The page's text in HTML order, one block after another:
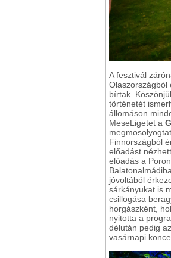
A fesztivál
Olaszországból
bírtak.
történetét
állomáson
MeseLigetet a
Finnországból
előadást
előadás a
jóvoltából
sárkányukat is
csillogása
horgászként,
nyitotta a
délután pedig
vasárnapi